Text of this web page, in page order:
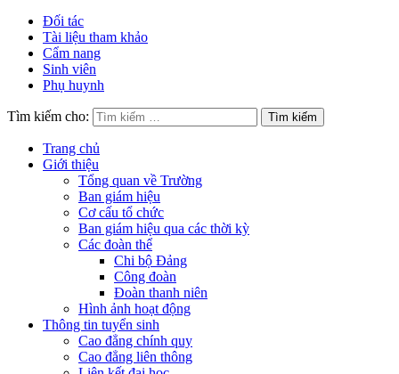
Đối tác
Tài liệu tham khảo
Cẩm nang
Sinh viên
Phụ huynh
Tìm kiếm cho:
Trang chủ
Giới thiệu
Tổng quan về Trường
Ban giám hiệu
Cơ cấu tổ chức
Ban giám hiệu qua các thời kỳ
Các đoàn thể
Chi bộ Đảng
Công đoàn
Đoàn thanh niên
Hình ảnh hoạt động
Thông tin tuyển sinh
Cao đẳng chính quy
Cao đẳng liên thông